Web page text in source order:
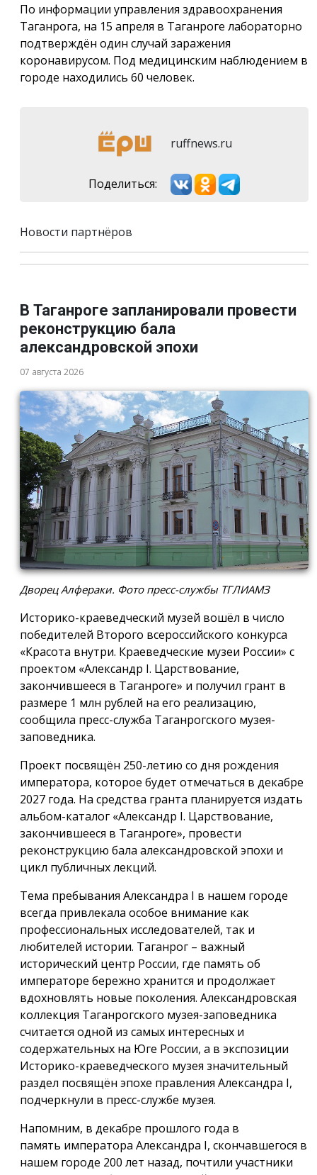
По информации управления здравоохранения
Таганрога, на 15 апреля в Таганроге лабораторно
подтверждён один случай заражения
коронавирусом. Под медицинским наблюдением в
городе находились 60 человек.
ruffnews.ru
Поделиться:
Новости партнёров
В Таганроге запланировали провести
реконструкцию бала
александровской эпохи
07 августа 2026
Дворец Алфераки. Фото пресс-службы ТГЛИАМЗ
Историко-краеведческий музей вошёл в число
победителей Второго всероссийского конкурса
«Красота внутри. Краеведческие музеи России» с
проектом «Александр I. Царствование,
закончившееся в Таганроге» и получил грант в
размере 1 млн рублей на его реализацию,
сообщила пресс-служба Таганрогского музея-
заповедника.
Проект посвящён 250-летию со дня рождения
императора, которое будет отмечаться в декабре
2027 года. На средства гранта планируется издать
альбом-каталог «Александр I. Царствование,
закончившееся в Таганроге», провести
реконструкцию бала александровской эпохи и
цикл публичных лекций.
Тема пребывания Александра I в нашем городе
всегда привлекала особое внимание как
профессиональных исследователей, так и
любителей истории. Таганрог – важный
исторический центр России, где память об
императоре бережно хранится и продолжает
вдохновлять новые поколения. Александровская
коллекция Таганрогского музея-заповедника
считается одной из самых интересных и
содержательных на Юге России, а в экспозиции
Историко-краеведческого музея значительный
раздел посвящён эпохе правления Александра I,
подчеркнули в пресс-службе музея.
Напомним, в декабре прошлого года в
память императора Александра I, скончавшегося в
нашем городе 200 лет назад, почтили участники